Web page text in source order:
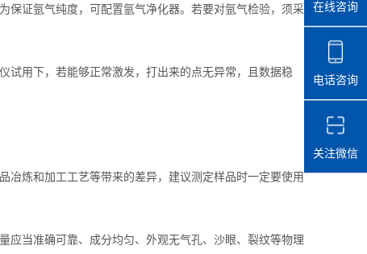
证氩气纯度，可配置氩气净化器。若要对氩气检验，须采
用下，若能够正常激发，打出来的点无异常，且数据稳
炼和加工工艺等带来的差异，建议测定样品时一定要使用
当准确可靠、成分均匀、外观无气孔、沙眼、裂纹等物理
在线咨询
电话咨询
关注微信